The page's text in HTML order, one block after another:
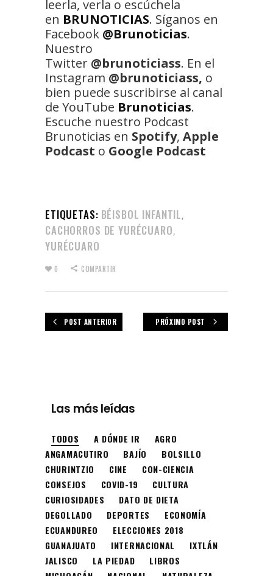
leerla, verla o escúchela
en BRUNOTICIAS. Síganos en
Facebook @Brunoticias.
Nuestro
Twitter @brunoticiass. En el
Instagram @brunoticiass, o
bien puede suscribirse al canal
de YouTube Brunoticias.
Escuche nuestro Podcast
Brunoticias en Spotify, Apple
Podcast o Google Podcast
ETIQUETAS: BÉISBOL INFANTIL,
CACHORROS DE YURÉCUARO,
YURÉCUARO
0 COMPARTIR
POST ANTERIOR PRÓXIMO POST
Las más leídas
TODOS A DÓNDE IR
AGRO
ANGAMACUTIRO
BAJÍO
BOLSILLO
CHURINTZIO
CINE
CON-CIENCIA
CONSEJOS
COVID-19
CULTURA
CURIOSIDADES
DATO DE DIETA
DEGOLLADO
DEPORTES
ECONOMÍA
ECUANDUREO
ELECCIONES 2018
GUANAJUATO
INTERNACIONAL
IXTLÁN
JALISCO
LA PIEDAD
LIBROS